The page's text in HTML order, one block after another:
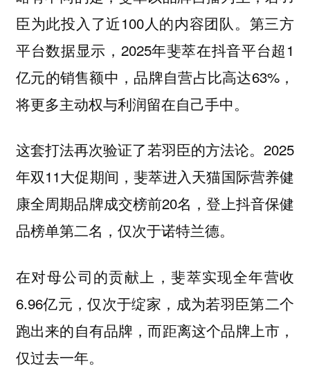
臣为此投入了近100人的内容团队。第三方
平台数据显示，2025年斐萃在抖音平台超1
亿元的销售额中，品牌自营占比高达63%，
将更多主动权与利润留在自己手中。
这套打法再次验证了若羽臣的方法论。2025
年双11大促期间，斐萃进入天猫国际营养健
康全周期品牌成交榜前20名，登上抖音保健
品榜单第二名，仅次于诺特兰德。
在对母公司的贡献上，斐萃实现全年营收
6.96亿元，仅次于绽家，成为若羽臣第二个
跑出来的自有品牌，而距离这个品牌上市，
仅过去一年。